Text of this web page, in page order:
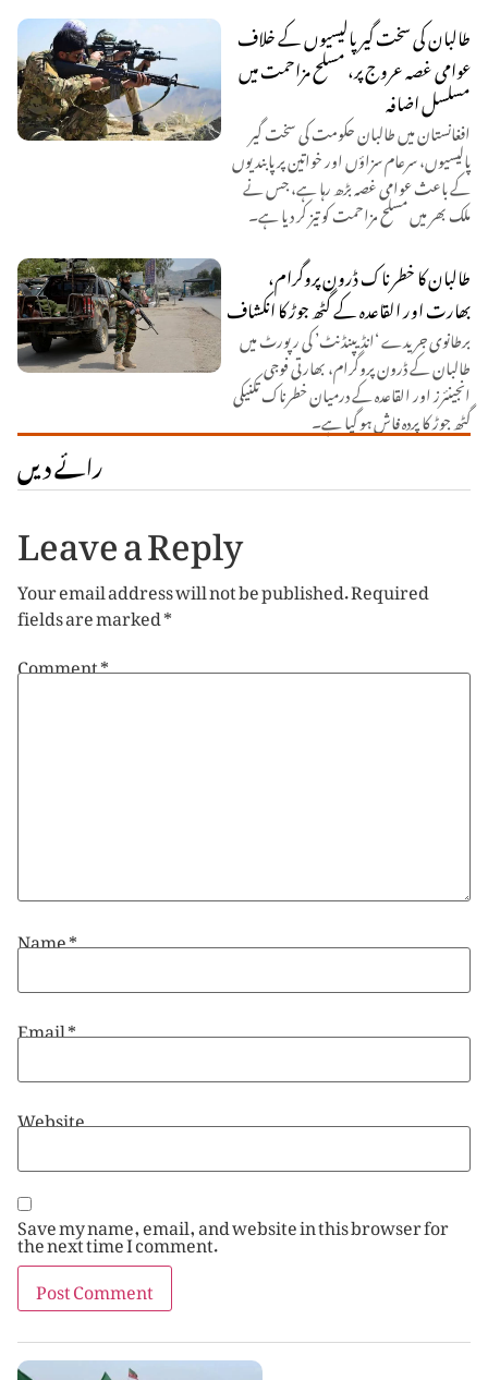
طالبان کی سخت گیر پالیسیوں کے خلاف
عوامی غصہ عروج پر، مسلح مزاحمت میں
مسلسل اضافہ
افغانستان میں طالبان حکومت کی سخت گیر
پالیسیوں، سرعام سزاؤں اور خواتین پر پابندیوں
کے باعث عوامی غصہ بڑھ رہا ہے، جس نے
ملک بھر میں مسلح مزاحمت کو تیز کر دیا ہے۔
طالبان کا خطرناک ڈرون پروگرام،
بھارت اور القاعدہ کے گٹھ جوڑ کا انکشاف
برطانوی جریدے ‘انڈیپنڈنٹ’ کی رپورٹ میں
طالبان کے ڈرون پروگرام، بھارتی فوجی
انجینئرز اور القاعدہ کے درمیان خطرناک تکنیکی
گٹھ جوڑ کا پردہ فاش ہو گیا ہے۔
رائے دیں
Leave a Reply
Your email address will not be published.Required
fields are marked*
Comment*
Name*
Email*
Website
Save my name, email, and website in this browser for
the next time I comment.